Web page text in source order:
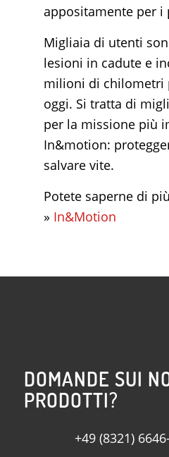
appositamente per i
Migliaia di utenti
lesioni in cadute e
milioni di chilometri
oggi. Si tratta di
per la missione più
In&motion:
salvare vite.
Potete saperne di
» In&Motion
DOMANDE SUI
PRODOTTI?
+49 (8321)